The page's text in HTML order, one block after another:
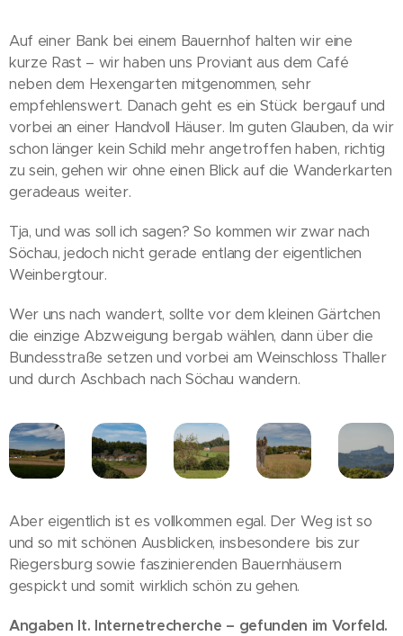
Auf einer Bank bei einem Bauernhof halten wir eine
kurze Rast – wir haben uns Proviant aus dem Café
neben dem Hexengarten mitgenommen, sehr
empfehlenswert. Danach geht es ein Stück bergauf und
vorbei an einer Handvoll Häuser. Im guten Glauben, da wir
schon länger kein Schild mehr angetroffen haben, richtig
zu sein, gehen wir ohne einen Blick auf die Wanderkarten
geradeaus weiter.
Tja, und was soll ich sagen? So kommen wir zwar nach
Söchau, jedoch nicht gerade entlang der eigentlichen
Weinbergtour.
Wer uns nach wandert, sollte vor dem kleinen Gärtchen
die einzige Abzweigung bergab wählen, dann über die
Bundesstraße setzen und vorbei am Weinschloss Thaller
und durch Aschbach nach Söchau wandern.
Aber eigentlich ist es vollkommen egal. Der Weg ist so
und so mit schönen Ausblicken, insbesondere bis zur
Riegersburg sowie faszinierenden Bauernhäusern
gespickt und somit wirklich schön zu gehen.
Angaben lt. Internetrecherche – gefunden im Vorfeld.